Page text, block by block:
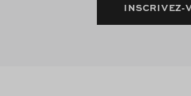
INSCRIVEZ-